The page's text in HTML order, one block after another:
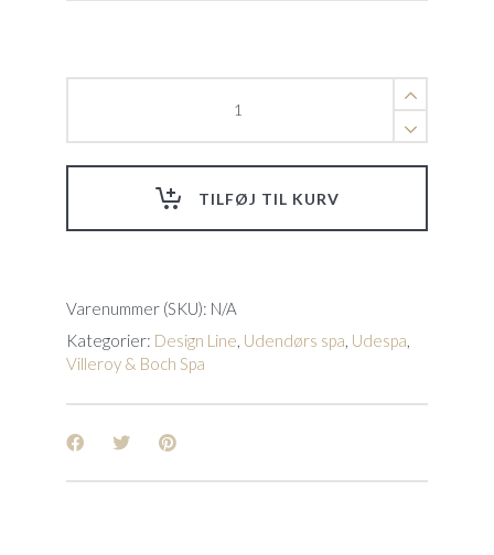
Silence
TILFØJ TIL KURV
Varenummer (SKU): N/A
Kategorier: Design Line Udendørs spa Udespa
Villeroy & Boch Spa